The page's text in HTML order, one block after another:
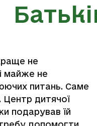
не
майже не
питань. Саме
Центр дитячої
подарував їй